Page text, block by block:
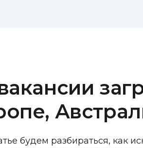
будем разбираться, как